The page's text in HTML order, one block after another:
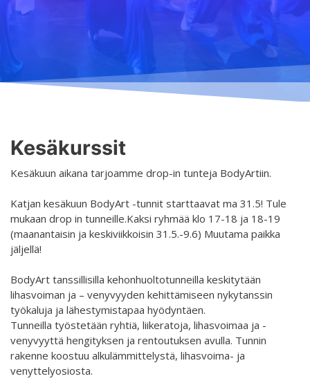
Saavutettava taideharrastus
Yhdenvertaisuus- ja tasa-arvosuunnitelma
Lajit
Hinnasto
Opettajat
Salit
Yhteystiedot
Projektit
Kaikki projektit
D4EA - Dance fore Eco-Anxiety
DanceMe UP 2019-2022
Interlaced 2020
Ilmastonmuutos voima 2020
Kuulethan ääneni, näethän minut... 2020
Kesäkurssit
Kesäkuun aikana tarjoamme drop-in tunteja BodyArtiin.
Katjan kesäkuun BodyArt -tunnit starttaavat ma 31.5! Tule
mukaan drop in tunneille.Kaksi ryhmää klo 17-18 ja 18-19
(maanantaisin ja keskiviikkoisin 31.5.-9.6) Muutama paikka
jäljellä!
BodyArt tanssillisilla kehonhuoltotunneilla keskitytään
lihasvoiman ja – venyvyyden kehittämiseen nykytanssin
työkaluja ja lähestymistapaa hyödyntäen.
Tunneilla työstetään ryhtiä, liikeratoja, lihasvoimaa ja -
venyvyyttä hengityksen ja rentoutuksen avulla. Tunnin
rakenne koostuu alkulämmittelystä, lihasvoima- ja
venyttelyosiosta.